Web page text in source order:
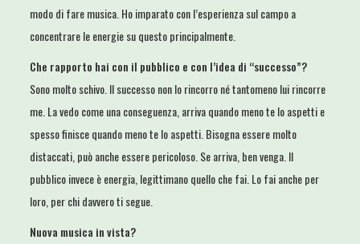
modo di fare musica. Ho imparato con l’esperienza sul campo a
concentrare le energie su questo principalmente.
Che rapporto hai con il pubblico e con l’idea di “successo”?
Sono molto schivo. Il successo non lo rincorro né tantomeno lui rincorre
me. La vedo come una conseguenza, arriva quando meno te lo aspetti e
spesso finisce quando meno te lo aspetti. Bisogna essere molto
distaccati, può anche essere pericoloso. Se arriva, ben venga. Il
pubblico invece è energia, legittimano quello che fai. Lo fai anche per
loro, per chi davvero ti segue.
Nuova musica in vista?